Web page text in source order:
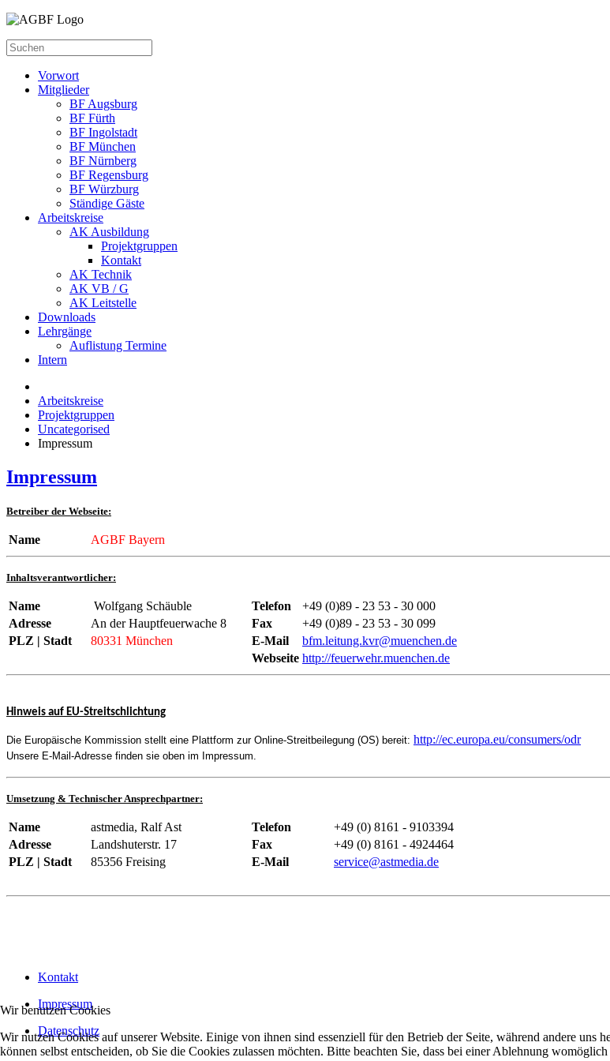
Vorwort
Mitglieder
BF Augsburg
BF Fürth
BF Ingolstadt
BF München
BF Nürnberg
BF Regensburg
BF Würzburg
Ständige Gäste
Arbeitskreise
AK Ausbildung
Projektgruppen
Kontakt
AK Technik
AK VB / G
AK Leitstelle
Downloads
Lehrgänge
Auflistung Termine
Intern
Arbeitskreise
Projektgruppen
Uncategorised
Impressum
Impressum
Betreiber der Webseite:
Name AGBF Bayern
Inhaltsverantwortlicher:
Name Wolfgang Schäuble Telefon
+49 (0)89 - 23 53 - 30 000
Adresse
An der Hauptfeuerwache 8 Fax
+49 (0)89 - 23 53 - 30 099
PLZ | Stadt
80331 München E-Mail
bfm.leitung.kvr@muenchen.de
Webseite http://feuerwehr.muenchen.de
Hinweis auf EU-Streitschlichtung
Die Europäische Kommission stellt eine Plattform zur Online-Streitbeilegung (OS) bereit: http://ec.europa.eu/consumers/odr
Unsere E-Mail-Adresse finden sie oben im Impressum.
Umsetzung & Technischer Ansprechpartner:
Name astmedia, Ralf Ast Telefon
+49 (0) 8161 - 9103394
Adresse
Landshuterstr. 17 Fax
+49 (0) 8161 - 4924464
PLZ | Stadt
85356 Freising E-Mail service@astmedia.de
Kontakt
Impressum
Datenschutz
Wir benutzen Cookies
Wir nutzen Cookies auf unserer Website. Einige von ihnen sind essenziell für den Betrieb der Seite, während andere uns
können selbst entscheiden, ob Sie die Cookies zulassen möchten. Bitte beachten Sie, dass bei einer Ablehnung